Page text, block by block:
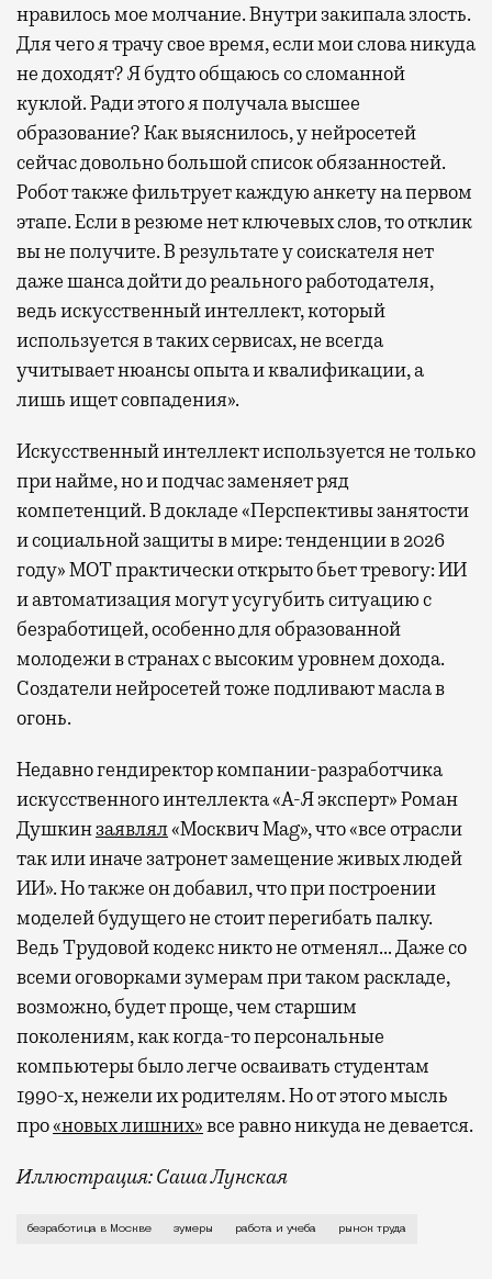
нравилось мое молчание. Внутри закипала злость.
Для чего я трачу свое время, если мои слова никуда
не доходят? Я будто общаюсь со сломанной
куклой. Ради этого я получала высшее
образование? Как выяснилось, у нейросетей
сейчас довольно большой список обязанностей.
Робот также фильтрует каждую анкету на первом
этапе. Если в резюме нет ключевых слов, то отклик
вы не получите. В результате у соискателя нет
даже шанса дойти до реального работодателя,
ведь искусственный интеллект, который
используется в таких сервисах, не всегда
учитывает нюансы опыта и квалификации, а
лишь ищет совпадения».
Искусственный интеллект используется не только
при найме, но и подчас заменяет ряд
компетенций. В докладе «Перспективы занятости
и социальной защиты в мире: тенденции в 2026
году» МОТ практически открыто бьет тревогу: ИИ
и автоматизация могут усугубить ситуацию с
безработицей, особенно для образованной
молодежи в странах с высоким уровнем дохода.
Создатели нейросетей тоже подливают масла в
огонь.
Недавно гендиректор компании-разработчика
искусственного интеллекта «А-Я эксперт» Роман
Душкинзаявлял«Москвич Mag», что «все отрасли
так или иначе затронет замещение живых людей
ИИ». Но также он добавил, что при построении
моделей будущего не стоит перегибать палку.
Ведь Трудовой кодекс никто не отменял… Даже со
всеми оговорками зумерам при таком раскладе,
возможно, будет проще, чем старшим
поколениям, как когда-то персональные
компьютеры было легче осваивать студентам
1990-х, нежели их родителям. Но от этого мысль
про«новых лишних»все равно никуда не девается.
Иллюстрация: Саша Лунская
Это стало глобальным трендом: хоть и
безработица в Москве зумеры работа и учеба рынок труда